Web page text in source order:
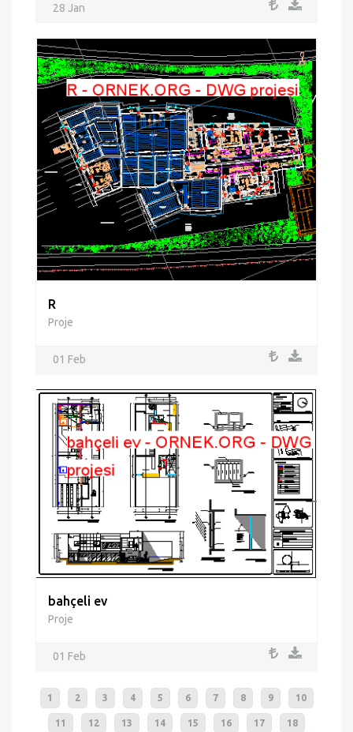
28 Jan
R
Proje
01 Feb
bahçeli ev
Proje
01 Feb
1 2 3 4 5 6 7 8 9 10
11 12 13 14 15 16 17 18